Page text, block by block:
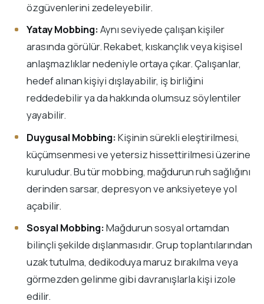
özgüvenlerini zedeleyebilir.
Yatay Mobbing:Aynı seviyede çalışan kişiler
arasında görülür. Rekabet, kıskançlık veya kişisel
anlaşmazlıklar nedeniyle ortaya çıkar. Çalışanlar,
hedef alınan kişiyi dışlayabilir, iş birliğini
reddedebilir ya da hakkında olumsuz söylentiler
yayabilir.
Duygusal Mobbing:Kişinin sürekli eleştirilmesi,
küçümsenmesi ve yetersiz hissettirilmesi üzerine
kuruludur. Bu tür mobbing, mağdurun ruh sağlığını
derinden sarsar, depresyon ve anksiyeteye yol
açabilir.
Sosyal Mobbing:Mağdurun sosyal ortamdan
bilinçli şekilde dışlanmasıdır. Grup toplantılarından
uzak tutulma, dedikoduya maruz bırakılma veya
görmezden gelinme gibi davranışlarla kişi izole
edilir.